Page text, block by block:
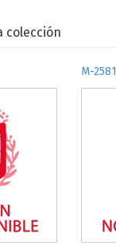
colección
M-2581